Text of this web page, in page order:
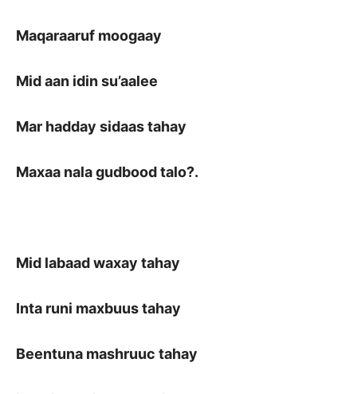
Maqaraaruf moogaay
Mid aan idin su’aalee
Mar hadday sidaas tahay
Maxaa nala gudbood talo?.
Mid labaad waxay tahay
Inta runi maxbuus tahay
Beentuna mashruuc tahay